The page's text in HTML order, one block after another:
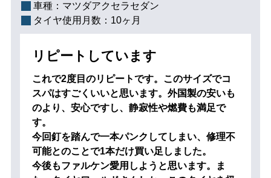
車種： マツダアクセラセダン
タイヤ使用月数： 10ヶ月
リピートしています
これで2度目のリピートです。このサイズでコ
スパはすごくいいと思います。外国製の安いも
のより、安心ですし、静寂性や燃費も満足で
す。
今回釘を踏んで一本パンクしてしまい、修理不
可能とのことで1本だけ買い足しました。
今後もファルケン愛用しようと思います。ま